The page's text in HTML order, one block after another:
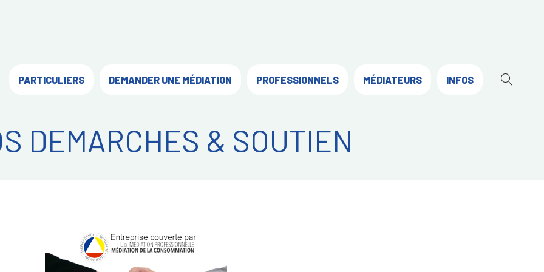
PARTICULIERS DEMANDER UNE MÉDIATION PROFESSIONNELS MÉDIATEURS INFOS
DEMARCHES & SOUTIEN